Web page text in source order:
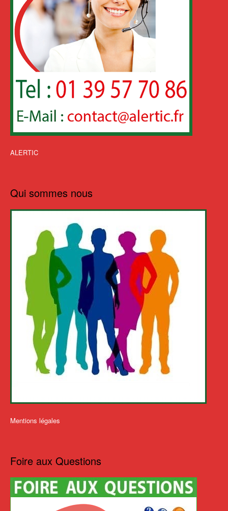
ALERTIC
Qui sommes nous
Mentions légales
Foire aux Questions